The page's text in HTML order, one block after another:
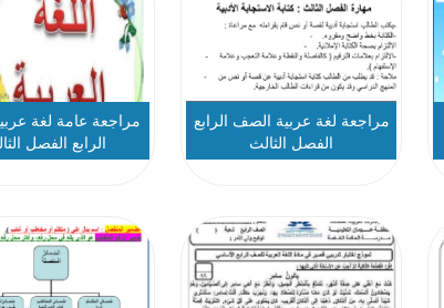
مراجعة لغة عربية الصف الرابع
الفصل الثالث
مراجعة عامة لغة
الرابع الفصل